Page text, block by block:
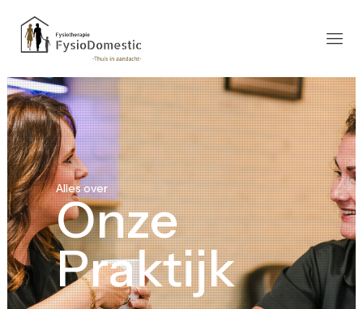
Alles over
Onze
Praktijk